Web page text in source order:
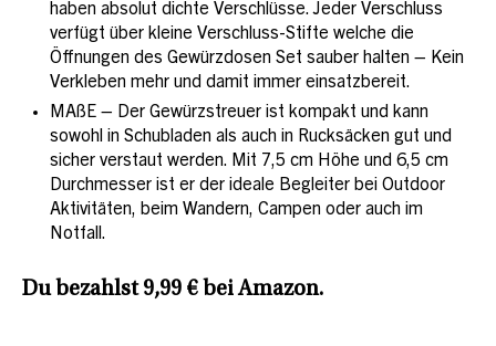
haben absolut dichte Verschlüsse. Jeder Verschluss
verfügt über kleine Verschluss-Stifte welche die
Öffnungen des Gewürzdosen Set sauber halten – Kein
Verkleben mehr und damit immer einsatzbereit.
MAßE – Der Gewürzstreuer ist kompakt und kann
sowohl in Schubladen als auch in Rucksäcken gut und
sicher verstaut werden. Mit 7,5 cm Höhe und 6,5 cm
Durchmesser ist er der ideale Begleiter bei Outdoor
Aktivitäten, beim Wandern, Campen oder auch im
Notfall.
Du bezahlst 9,99 € bei Amazon.